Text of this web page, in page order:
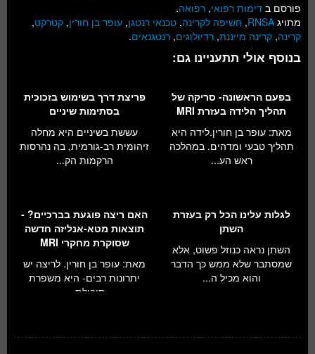
פורסם ב דימות רפואי, רפואה.
מתויג RNSA
, חשיפה לקרינה, טכנאי רנטגן, עופר בן חורין, קטרקט,
קרינה, קרינה מייננת, רדיולוגים, רנטגנאים.
בנוסף אולי תתעניינו גם:
בפעם הראשונה- סריקה של
תהליך הלידה בעזרת MRI
מאת: עופר בן חורין.לידה היא
תהליך טבעי ומדהים. במהלכה
ראש הע...
פריצת דרך בשימוש בזכוכית
בסתימות שיניים
עששת בשיניים היא מחלה
זיהומית רב-גורמית, בה נהרסות
הרקמות הק...
לגלות עלינו הכל רק בעזרת
השתן
השתן נראה כנוזל פשוט, אלא
שמסתבר שלא ממש כך הדבר
והוא מכיל ה...
האם ריצה פוגעת בברכיים? -
תוצאות מטא-אנליזה חדשה
שסוקרת מחקרי MRI
מאת: עופר בן חורין. לריצה יש
יתרונות רבים- היא משפרת
סיבולת ...